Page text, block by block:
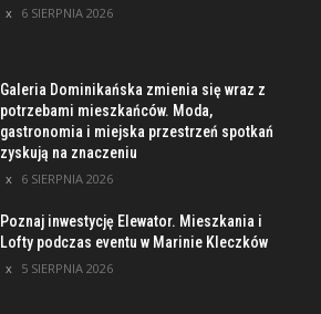
6 SIERPNIA 2026
Galeria Dominikańska zmienia się wraz z
potrzebami mieszkańców. Moda,
gastronomia i miejska przestrzeń spotkań
zyskują na znaczeniu
6 SIERPNIA 2026
Poznaj inwestycję Elewator. Mieszkania i
Lofty podczas eventu w Marinie Kleczków
5 SIERPNIA 2026